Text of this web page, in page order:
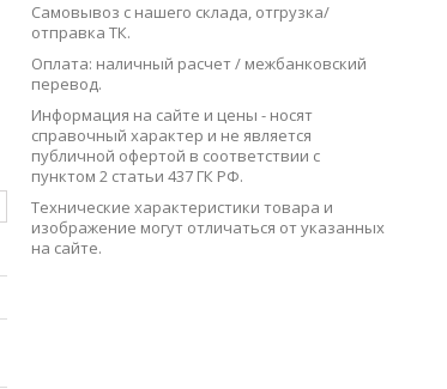
Самовывоз с нашего склада, отгрузка/
отправка ТК.
Оплата: наличный расчет / межбанковский
перевод.
Информация на сайте и цены - носят
справочный характер и не является
публичной офертой в соответствии с
пунктом 2 статьи 437 ГК РФ.
Технические характеристики товара и
изображение могут отличаться от указанных
на сайте.